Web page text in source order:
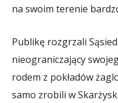
na swoim terenie
Publikę rozgrzali
nieograniczający
rodem z pokładów
samo zrobili w